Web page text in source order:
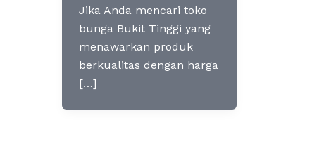
Jika Anda mencari toko
bunga Bukit Tinggi yang
menawarkan produk
berkualitas dengan harga
[…]